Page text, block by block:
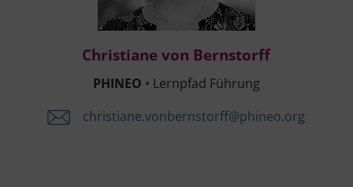
Chris­tia­ne von Bernstorff
PHINEO • Lern­pfad Führung
christiane.​vonbernstorff@​phineo.​org